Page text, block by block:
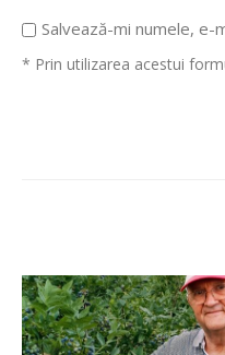
Salvează-mi numele,
* Prin utilizarea acestui